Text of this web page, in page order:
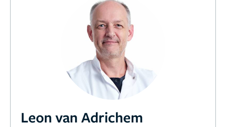
Leon van Adrichem